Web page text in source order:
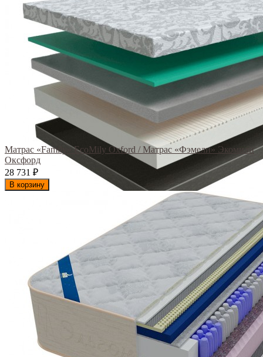
Матрас «Family» EcoMily Oxford / Матрас «Фэмели» Экомили
Оксфорд
28 731
₽
В корзину